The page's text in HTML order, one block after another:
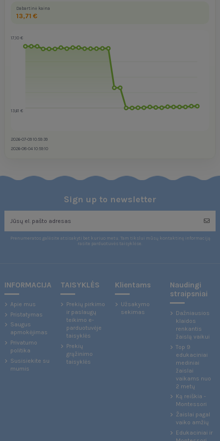
Dabartinė kaina
13,71 €
17,10 €
13,61 €
2026-07-09 10:59:39
2026-08-04 10:59:10
Sign up to newsletter
Prenumeratos galėsite atsisakyti bet kuriuo metu. Tam tikslui mūsų kontaktinę informaciją
rasite parduotuvės taisyklėse.
INFORMACIJA
Apie mus
Pristatymas
Saugus
apmokėjimas
Privatumo
politika
Susisiekite su
mumis
TAISYKLĖS
Prekių pirkimo
ir paslaugų
teikimo e-
parduotuvėje
taisyklės
Prekių
grąžinimo
taisyklės
Klientams
Užsakymo
sekimas
Naudingi
straipsniai
Dažniausios
klaidos
renkantis
žaislą vaikui
Top 9
edukaciniai
mediniai
žaislai
vaikams nuo
2 metų
Ką reiškia -
Montessori
Žaislai pagal
vaiko amžių
Edukaciniai ir